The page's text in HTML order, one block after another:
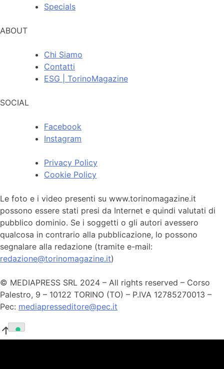
Specials
ABOUT
Chi Siamo
Contatti
ESG | TorinoMagazine
SOCIAL
Facebook
Instagram
Privacy Policy
Cookie Policy
Le foto e i video presenti su www.torinomagazine.it
possono essere stati presi da Internet e quindi valutati di
pubblico dominio. Se i soggetti o gli autori avessero
qualcosa in contrario alla pubblicazione, lo possono
segnalare alla redazione (tramite e-mail:
redazione@torinomagazine.it)
© MEDIAPRESS SRL 2024 – All rights reserved – Corso
Palestro, 9 – 10122 TORINO (TO) – P.IVA 12785270013 –
Pec: mediapresseditore@pec.it
arrow_upward